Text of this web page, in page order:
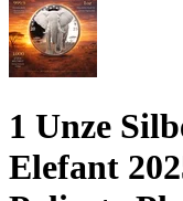
1 Unze
Elefant